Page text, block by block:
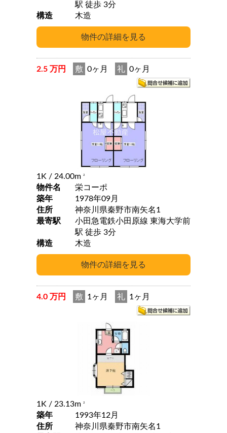
駅 徒歩 3分
構造
木造
2.5 万円 敷 0ヶ月 礼 0ヶ月
1K / 24.00m 2
物件名
栄コーポ
築年
1978年09月
住所
神奈川県秦野市南矢名1
最寄駅
小田急電鉄小田原線 東海大学前
駅 徒歩 3分
構造
木造
4.0 万円 敷 1ヶ月 礼 1ヶ月
1K / 23.13m 2
築年
1993年12月
住所
神奈川県秦野市南矢名1